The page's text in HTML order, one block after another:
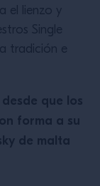
el lienzo y
Single
tradición e
que los
forma a su
de malta